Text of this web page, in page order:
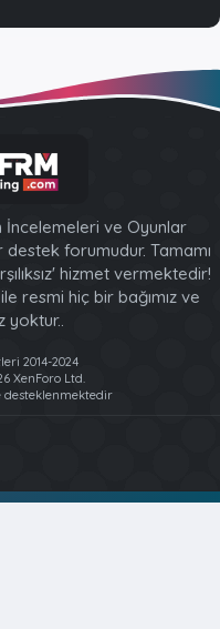
İncelemeleri ve Oyunlar
forumudur. Tamamı
hizmet vermektedir!
resmi hiç bir bağımız ve
yoktur..
2014-2024
XenForo Ltd.
desteklenmektedir